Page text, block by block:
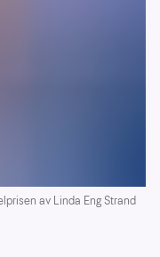
av Linda Eng Strand